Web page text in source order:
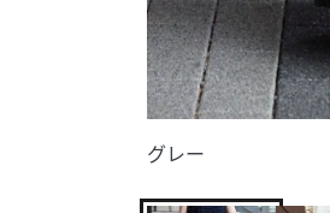
グレー